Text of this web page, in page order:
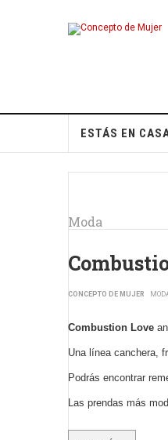
ESTÁS EN
Moda
CONCEPTO DE MUJER
Combustion Love
Una línea canchera,
Podrás encontrar
Las prendas más